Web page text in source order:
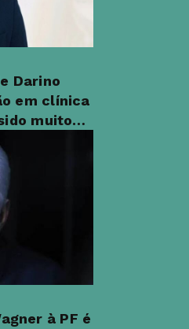
Darino
em clínica
muito
à PF é